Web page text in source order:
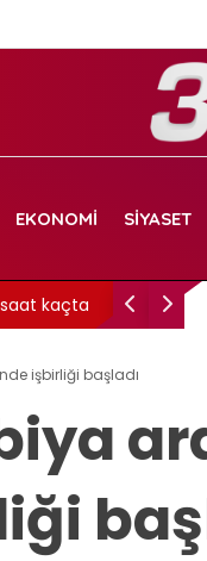
EKONOMI SIYASET
ve
İlke
işbirliği başladı